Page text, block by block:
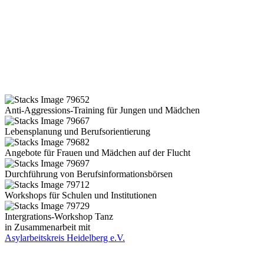
Anti-Aggressions-Training für Jungen und Mädchen
Lebensplanung und Berufsorientierung
Angebote für Frauen und Mädchen auf der Flucht
Durchführung von Berufsinformationsbörsen
Workshops für Schulen und Institutionen
Intergrations-Workshop Tanz
in Zusammenarbeit mit
Asylarbeitskreis Heidelberg e.V.